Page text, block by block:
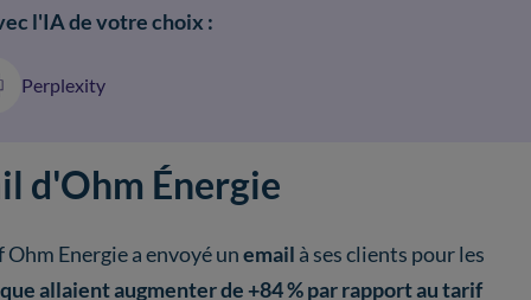
l'IA de votre choix :
Perplexity
d'Ohm Énergie
Energie a envoyé unemail à ses clients pour les
allaient augmenter de +84 % par rapport au tarif